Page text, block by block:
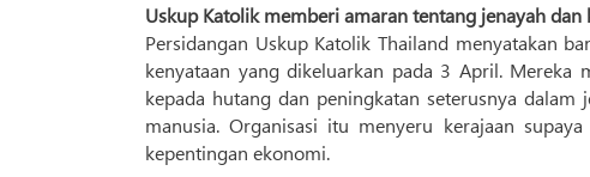
Uskup Katolik memberi amaran tentang jenayah dan
Persidangan Uskup Katolik Thailand menyatakan
kenyataan yang dikeluarkan pada 3 April. Mereka
kepada hutang dan peningkatan seterusnya
manusia. Organisasi itu menyeru kerajaan
kepentingan ekonomi.